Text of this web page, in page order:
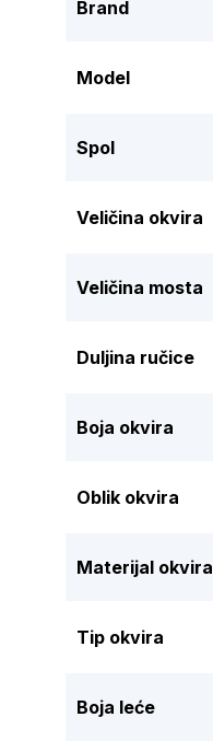
Brand
Model
Spol
Veličina okvira
Veličina mosta
Duljina ručice
Boja okvira
Oblik okvira
Materijal okvira
Tip okvira
Boja leće